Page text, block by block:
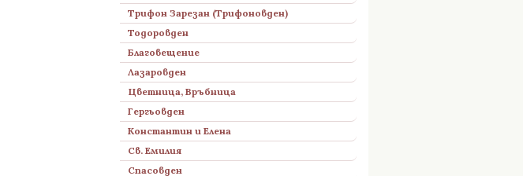
Трифон Зарезан (Трифоновден)
Тодоровден
Благовещение
Лазаровден
Цветница, Връбница
Гергьовден
Константин и Елена
Св. Емилия
Спасовден